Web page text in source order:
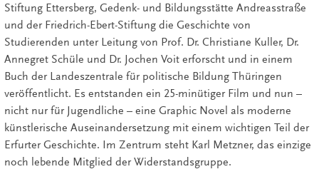
Stiftung Ettersberg, Gedenk- und Bildungsstätte Andreasstraße
und der Friedrich-Ebert-Stiftung die Geschichte von
Studierenden unter Leitung von Prof. Dr. Christiane Kuller, Dr.
Annegret Schüle und Dr. Jochen Voit erforscht und in einem
Buch der Landeszentrale für politische Bildung Thüringen
veröffentlicht. Es entstanden ein 25-minütiger Film und nun –
nicht nur für Jugendliche – eine Graphic Novel als moderne
künstlerische Auseinandersetzung mit einem wichtigen Teil der
Erfurter Geschichte. Im Zentrum steht Karl Metzner, das einzige
noch lebende Mitglied der Widerstandsgruppe.